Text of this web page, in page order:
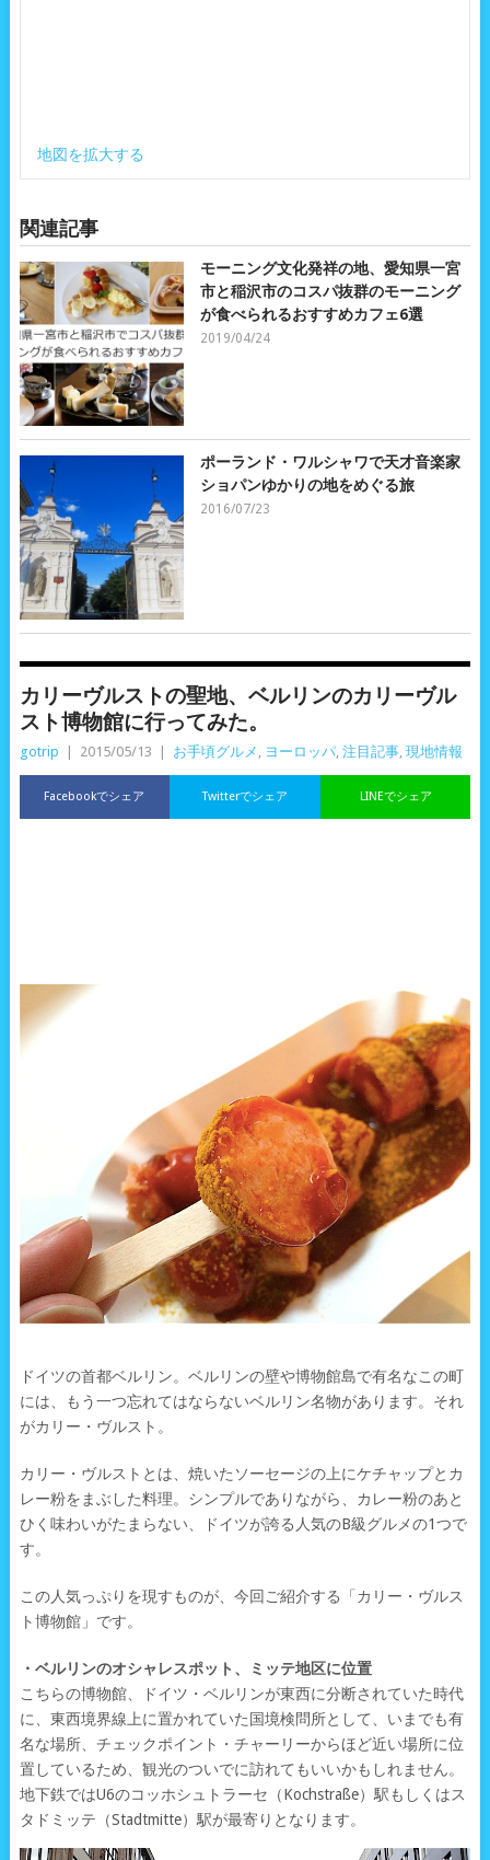
地図を拡大する
関連記事
モーニング文化発祥の地、愛知県一宮
市と稲沢市のコスパ抜群のモーニング
が食べられるおすすめカフェ6選
2019/04/24
ポーランド・ワルシャワで天才音楽家
ショパンゆかりの地をめぐる旅
2016/07/23
カリーヴルストの聖地、ベルリンのカリーヴル
スト博物館に行ってみた。
gotrip 2015/05/13 お手頃グルメ , ヨーロッパ, 注目記事, 現地情報
Facebookでシェア LINEでシェア
Twitterでシェア
ドイツの首都ベルリン。ベルリンの壁や博物館島で有名なこの町
には、もう一つ忘れてはならないベルリン名物があります。それ
がカリー・ヴルスト。
カリー・ヴルストとは、焼いたソーセージの上にケチャップとカ
レー粉をまぶした料理。シンプルでありながら、カレー粉のあと
ひく味わいがたまらない、ドイツが誇る人気のB級グルメの1つで
す。
この人気っぷりを現すものが、今回ご紹介する「カリー・ヴルス
ト博物館」です。
・ベルリンのオシャレスポット、ミッテ地区に位置
こちらの博物館、ドイツ・ベルリンが東西に分断されていた時代
に、東西境界線上に置かれていた国境検問所として、いまでも有
名な場所、チェックポイント・チャーリーからほど近い場所に位
置しているため、観光のついでに訪れてもいいかもしれません。
地下鉄ではU6のコッホシュトラーセ（Kochstraße）駅もしくはス
タドミッテ（Stadtmitte）駅が最寄りとなります。